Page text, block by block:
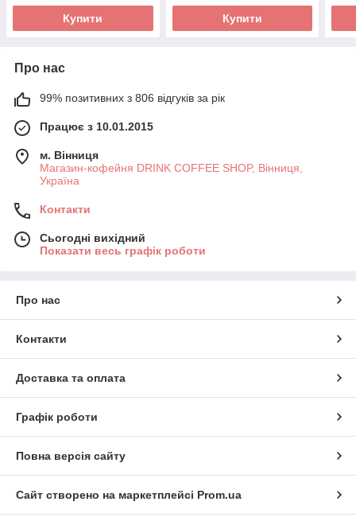
Купити Купити
Про нас
99% позитивних з 806 відгуків за рік
Працює з 10.01.2015
м. Вінниця
Магазин-кофейня DRINK COFFEE SHOP, Вінниця,
Україна
Контакти
Сьогодні вихідний
Показати весь графік роботи
Про нас
Контакти
Доставка та оплата
Графік роботи
Повна версія сайту
Сайт створено на маркетплейсі Prom.ua